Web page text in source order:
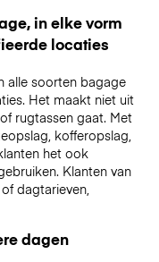
in elke vorm
locaties
alle soorten bagage
Het maakt niet uit
rugtassen gaat. Met
kofferopslag,
het ook
Klanten van
dagtarieven,
dagen